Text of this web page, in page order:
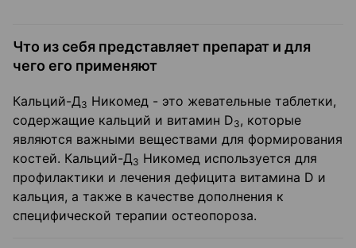
Что из себя представляет препарат и для
чего его применяют
Кальций-Д3 Никомед - это жевательные таблетки,
содержащие кальций и витамин D3, которые
являются важными веществами для формирования
костей. Кальций-Д3 Никомед используется для
профилактики и лечения дефицита витамина D и
кальция, а также в качестве дополнения к
специфической терапии остеопороза.